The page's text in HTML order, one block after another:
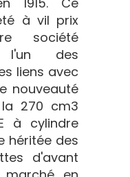
à vil prix
société
l'un des
liens avec
nouveauté
la 270 cm3
à cylindre
héritée des
d'avant